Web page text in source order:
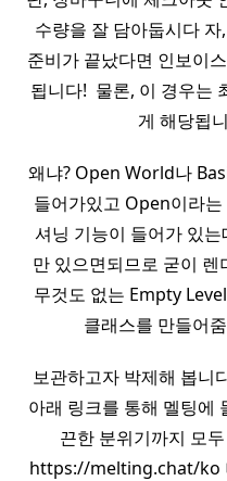
수량을 잘 담아둡시다
준비가 끝났다면 인보이
됩니다! ​ 물론, 이 경우는
게 해당됩
왜냐? Open World나
들어가있고 Open이라
셔닝 기능이 들어가 있
만 있으면되므로 굳이
무것도 없는 Empty
클래스를 만들어
보관하고자 박제해 봅
아래 링크를 통해 멜팅에
끈한 분위기까지 모
https://melting.chat/ko